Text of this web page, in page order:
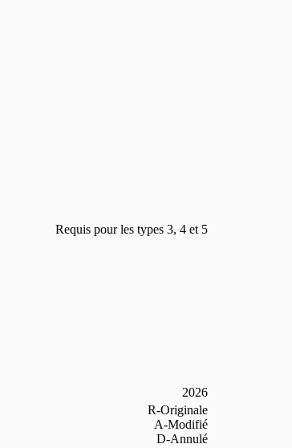
Requis pour les types 3, 4 et 5
2026
R-Originale
A-Modifié
D-Annulé